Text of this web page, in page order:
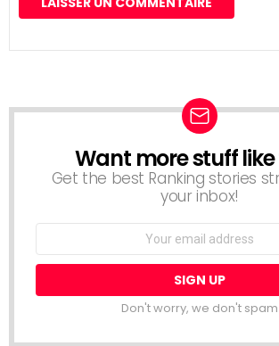
NEWSLETTER
Want more stuff like
Get the best Ranking stories
your inbox!
Don't worry, we don't spam